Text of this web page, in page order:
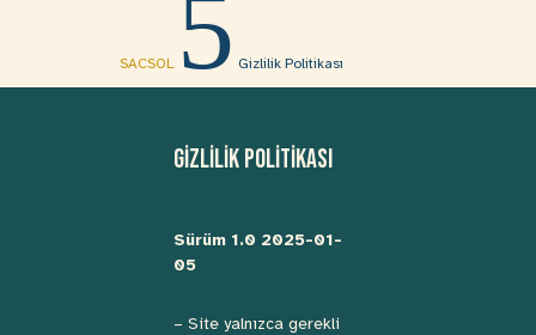
SACSOL 5 Gizlilik Politikası
GİZLİLİK POLİTİKASI
Sürüm 1.0 2025-01-
05
– Site yalnızca gerekli